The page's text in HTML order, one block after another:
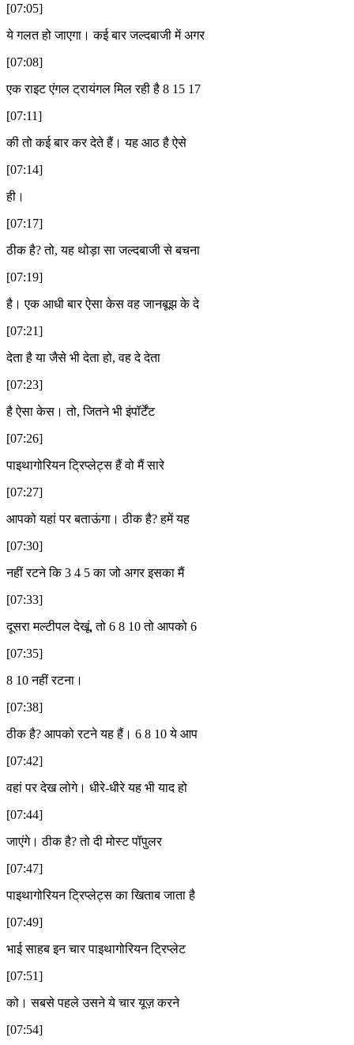
[07:05]
ये गलत हो जाएगा। कई बार जल्दबाजी में अगर
[07:08]
एक राइट एंगल ट्रायंगल मिल रही है 8 15 17
[07:11]
की तो कई बार कर देते हैं। यह आठ है ऐसे
[07:14]
ही।
[07:17]
ठीक है? तो, यह थोड़ा सा जल्दबाजी से बचना
[07:19]
है। एक आधी बार ऐसा केस वह जानबूझ के दे
[07:21]
देता है या जैसे भी देता हो, वह दे देता
[07:23]
है ऐसा केस। तो, जितने भी इंपॉर्टेंट
[07:26]
पाइथागोरियन ट्रिप्लेट्स हैं वो मैं सारे
[07:27]
आपको यहां पर बताऊंगा। ठीक है? हमें यह
[07:30]
नहीं रटने कि 3 4 5 का जो अगर इसका मैं
[07:33]
दूसरा मल्टीपल देखूं, तो 6 8 10 तो आपको 6
[07:35]
8 10 नहीं रटना।
[07:38]
ठीक है? आपको रटने यह हैं। 6 8 10 ये आप
[07:42]
वहां पर देख लोगे। धीरे-धीरे यह भी याद हो
[07:44]
जाएंगे। ठीक है? तो दी मोस्ट पॉपुलर
[07:47]
पाइथागोरियन ट्रिप्लेट्स का खिताब जाता है
[07:49]
भाई साहब इन चार पाइथागोरियन ट्रिप्लेट
[07:51]
को। सबसे पहले उसने ये चार यूज़ करने
[07:54]